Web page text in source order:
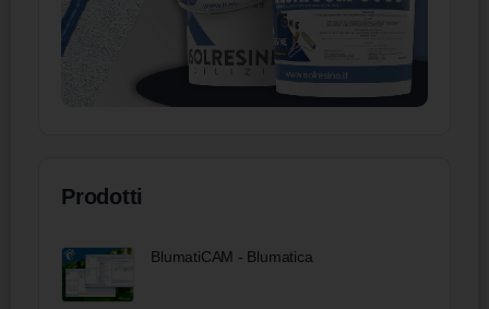
Prodotti
BlumatiCAM - Blumatica